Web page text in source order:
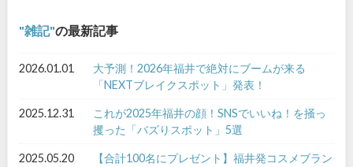
雑記 の最新記事
2026.01.01
大予測！2026年福井で絶対にブームが来る
「NEXTブレイクスポット」発表！
2025.12.31
これが2025年福井の顔！SNSでいいね！を掻っ
攫った「バズりスポット」5選
2025.05.20
【合計100名にプレゼント】福井発コスメブラン